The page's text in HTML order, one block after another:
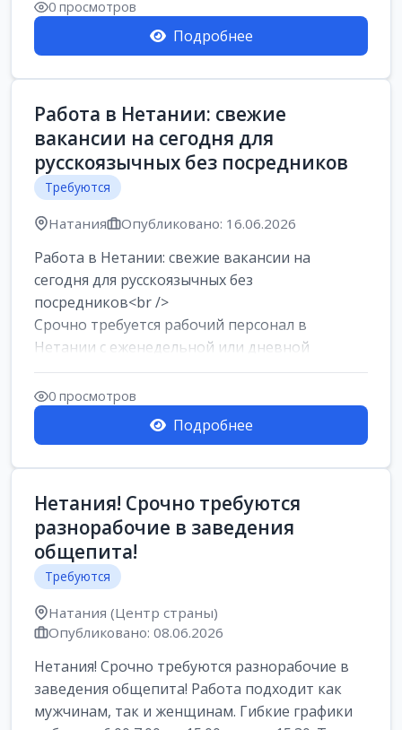
0 просмотров
Подробнее
Работа в Нетании: свежие
вакансии на сегодня для
русскоязычных без посредников
Требуются
Натания Опубликовано: 16.06.2026
Работа в Нетании: свежие вакансии на
сегодня для русскоязычных без
посредников<br />
Срочно требуется рабочий персонал в
Нетании с еженедельной или дневной
оплатой<br />
Свежие вакансии в Нетании дл...
0 просмотров
Подробнее
Нетания! Срочно требуются
разнорабочие в заведения
общепита!
Требуются
Натания (Центр страны)
Опубликовано: 08.06.2026
Нетания! Срочно требуются разнорабочие в
заведения общепита! Работа подходит как
мужчинам, так и женщинам. Гибкие графики